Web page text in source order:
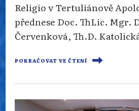
Religio v Tertuliánově
přednese Doc. ThLic. Mgr.
Červenková, Th.D.
POKRAČOVAT VE ČTENÍ